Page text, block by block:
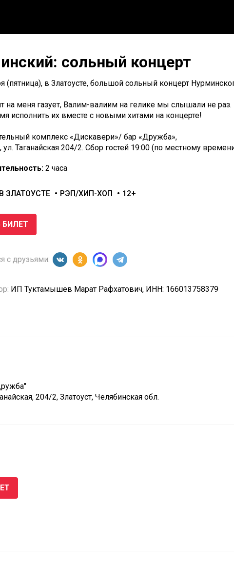
сольный концерт
(пятница), в Златоусте, большой сольный концерт
на меня газует, Валим-валиим на гелике мы слышали не раз.
исполнить их вместе с новыми хитами на концерте!
комплекс «Дискавери»/ бар «Дружба»,
ул. Таганайская 204/2. Сбор гостей 19:00 (по местному
2 часа
ЗЛАТОУСТЕ РЭП/ХИП-ХОП 12+
БИЛЕТ
с друзьями:
ИП Туктамышев Марат Рафхатович, ИНН: 166013758379
204/2, Златоуст, Челябинская обл.